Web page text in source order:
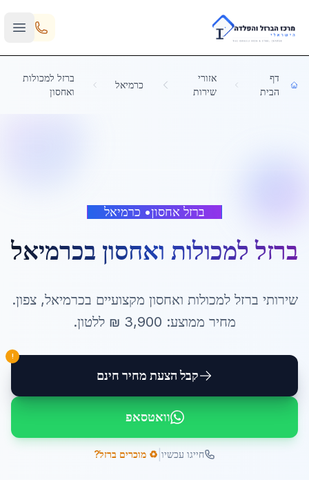
Skip to main content
דף
הבית
אזורי
שירות
כרמיאל
ברזל למכולות
ואחסון
ברזל אחסון• כרמיאל
ברזל למכולות ואחסון בכרמיאל
שירותי ברזל למכולות ואחסון מקצועיים בכרמיאל,צפון.
מחיר ממוצע: 3,900 ₪ ללטון.
קבל הצעת מחיר חינם
!
וואטסאפ
חייגו עכשיו ♻️ מוכרים ברזל?